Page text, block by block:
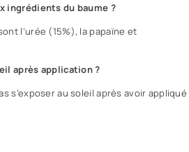
ingrédients du baume ?
l’urée (15%), la papaïne et
après application ?
s’exposer au soleil après avoir appliqué